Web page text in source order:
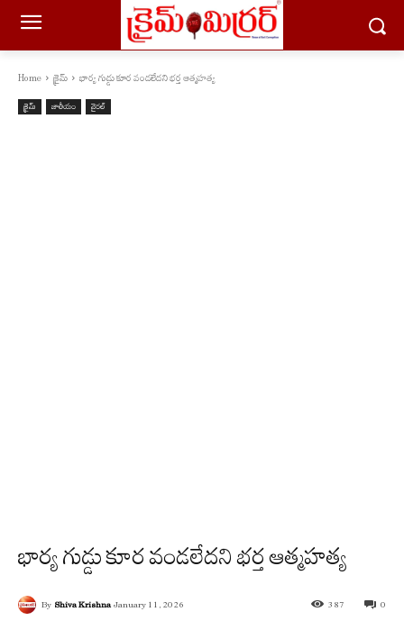
Home క్రైమ్ భార్య గుడ్డు కూర వండలేదని భర్త ఆత్మహత్య
క్రైమ్ జాతీయం వైరల్
భార్య గుడ్డు కూర వండలేదని భర్త ఆత్మహత్య
By Shiva Krishna January 11, 2026 0
387